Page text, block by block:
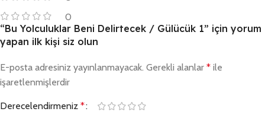
0
“Bu Yolculuklar Beni Delirtecek / Gülücük 1” için yorum
yapan ilk kişi siz olun
E-posta adresiniz yayınlanmayacak. Gerekli alanlar * ile
işaretlenmişlerdir
Derecelendirmeniz *